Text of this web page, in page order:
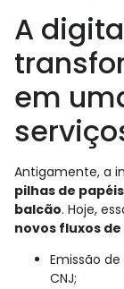
A
em
Antigamente, a
pilhas de
balcão. Hoje,
novos fluxos
Emissão de
CNJ;